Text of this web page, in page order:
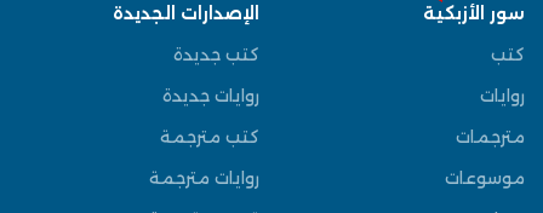
سور الأزبكية
كتب
روايات
مترجمات
موسوعات
الإصدارات الجديدة
كتب جديدة
روايات جديدة
كتب مترجمة
روايات مترجمة